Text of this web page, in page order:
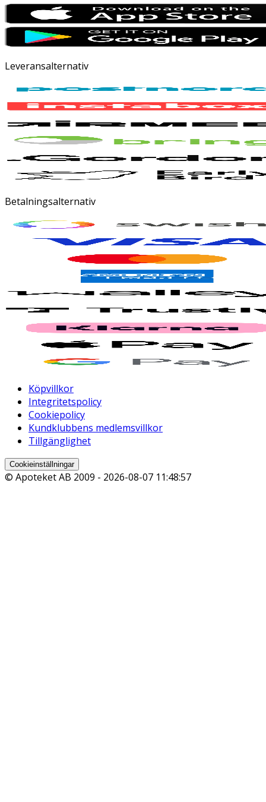
Leveransalternativ
Betalningsalternativ
Köpvillkor
Integritetspolicy
Cookiepolicy
Kundklubbens medlemsvillkor
Tillgänglighet
Cookieinställningar
© Apoteket AB 2009 - 2026-08-07 11:48:57